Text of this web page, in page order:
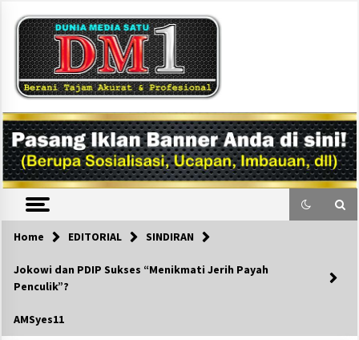
content
DM1
Home EDITORIAL SINDIRAN
Jokowi dan PDIP Sukses “Menikmati Jerih Payah
Penculik”?
AMSyes11